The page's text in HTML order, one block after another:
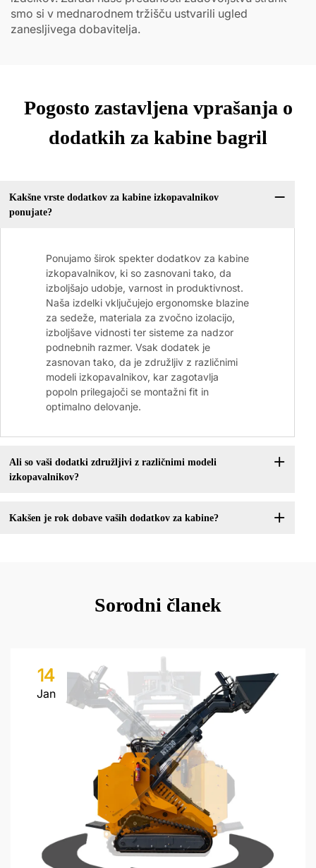
smo si v mednarodnem tržišču ustvarili ugled
zanesljivega dobavitelja.
Pogosto zastavljena vprašanja o
dodatkih za kabine bagril
Kakšne vrste dodatkov za kabine izkopavalnikov
ponujate?
Ponujamo širok spekter dodatkov za kabine
izkopavalnikov, ki so zasnovani tako, da
izboljšajo udobje, varnost in produktivnost.
Naša izdelki vključujejo ergonomske blazine
za sedeže, materiala za zvočno izolacijo,
izboljšave vidnosti ter sisteme za nadzor
podnebnih razmer. Vsak dodatek je
zasnovan tako, da je združljiv z različnimi
modeli izkopavalnikov, kar zagotavlja
popoln prilegajoči se montažni fit in
optimalno delovanje.
Ali so vaši dodatki združljivi z različnimi modeli
izkopavalnikov?
Kakšen je rok dobave vaših dodatkov za kabine?
Sorodni članek
14
Jan